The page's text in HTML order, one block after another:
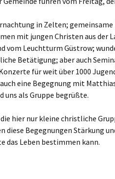
in Zelten;
mit jungen Christen aus der
vom Leuchtturm Güstrow;
Betätigung; aber auch
für weit über 1000
eine Begegnung mit
uns als Gruppe begrüßte.
hier nur kleine christliche
diese Begegnungen Stärkung
das Leben bestimmen kann.